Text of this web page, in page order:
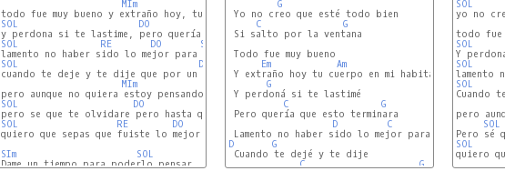
MIm
SOL
DO
SOL
RE DO
SOL
SOL
DO
cuando te deje y te dije que por un par de años mas te amaría
MIm
SOL
DO
SOL
SOL
RE
DO
quiero que sepas que fuiste lo mejor
SIm
SOL
Dame un tiempo para poderlo pensar, es que...
G
Yo no creo que esté todo bien
C
G
Si salto por la ventana
Todo fue muy bueno
Em
Am
Y extraño hoy tu cuerpo en mi habitación
G
Y perdoná si te lastimé
C
G
Pero quería que esto terminara
D
C
D
G
Cuando te dejé y te dije
C
G
SOL
yo no
SOL
SOL
SOL
Cuando
pero
SOL
SOL
quiero